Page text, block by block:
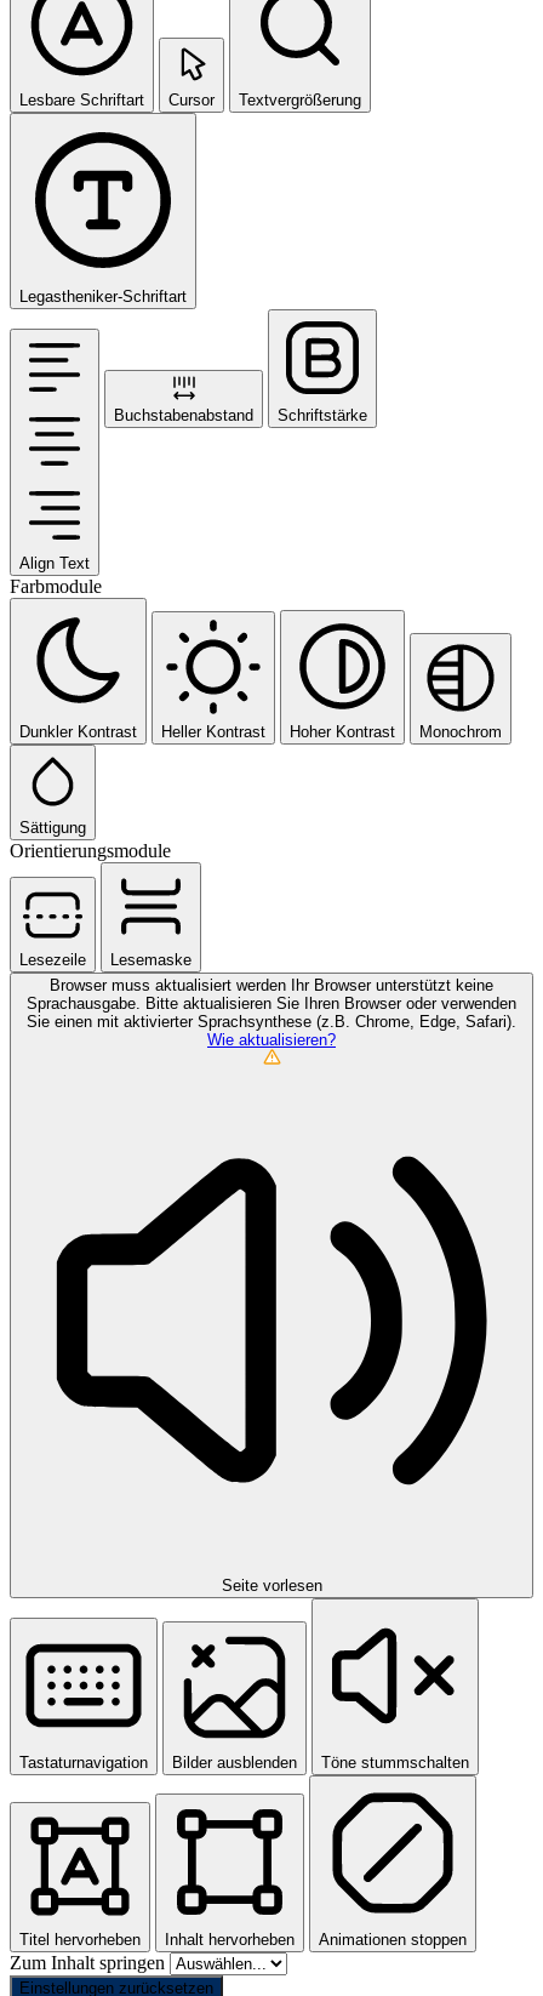
Lesbare Schriftart Cursor Textvergrößerung
Legastheniker-Schriftart
Align Text
Buchstabenabstand Schriftstärke
Farbmodule
Dunkler Kontrast Heller Kontrast Hoher Kontrast Monochrom
Sättigung
Orientierungsmodule
Lesezeile
Lesemaske
Browser muss aktualisiert werden
Ihr Browser unterstützt keine
Sprachausgabe. Bitte aktualisieren Sie Ihren Browser oder verwenden
Sie einen mit aktivierter Sprachsynthese (z.B. Chrome, Edge, Safari).
Wie aktualisieren?
Seite vorlesen
Tastaturnavigation Bilder ausblenden Töne stummschalten
Titel hervorheben Inhalt hervorheben Animationen stoppen
Zum Inhalt springen
Einstellungen zurücksetzen